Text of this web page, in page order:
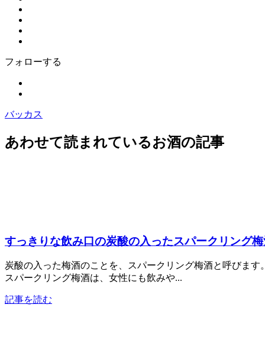
フォローする
バッカス
あわせて読まれているお酒の記事
すっきりな飲み口の炭酸の入ったスパークリング
炭酸の入った梅酒のことを、スパークリング梅酒と呼びま
スパークリング梅酒は、女性にも飲みや...
記事を読む